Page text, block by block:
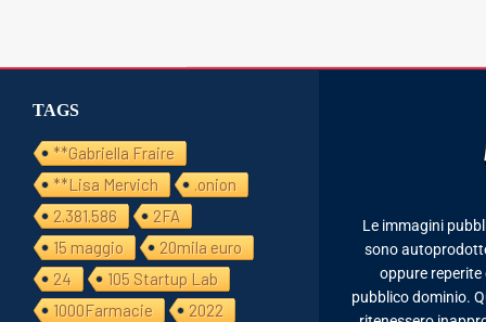
TAGS
**Gabriella Fraire
**Lisa Mervich
.onion
2.381.586
2FA
15 maggio
20mila euro
24
105 Startup Lab
1000Farmacie
2022
Le immagini
sono
oppure
pubblico dominio.